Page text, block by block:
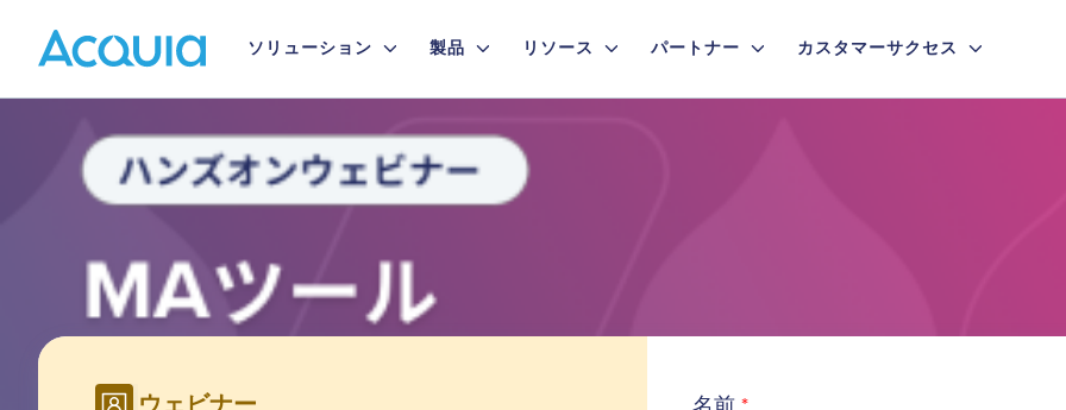
main
content
Primary
Menu
ソリューション 製品 リソース パートナー カスタマーサクセス